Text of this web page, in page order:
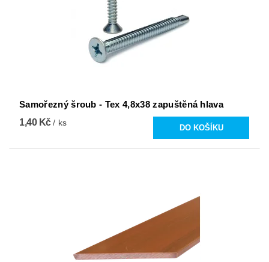
Samořezný šroub - Tex 4,8x38 zapuštěná hlava
1,40 Kč/ ks